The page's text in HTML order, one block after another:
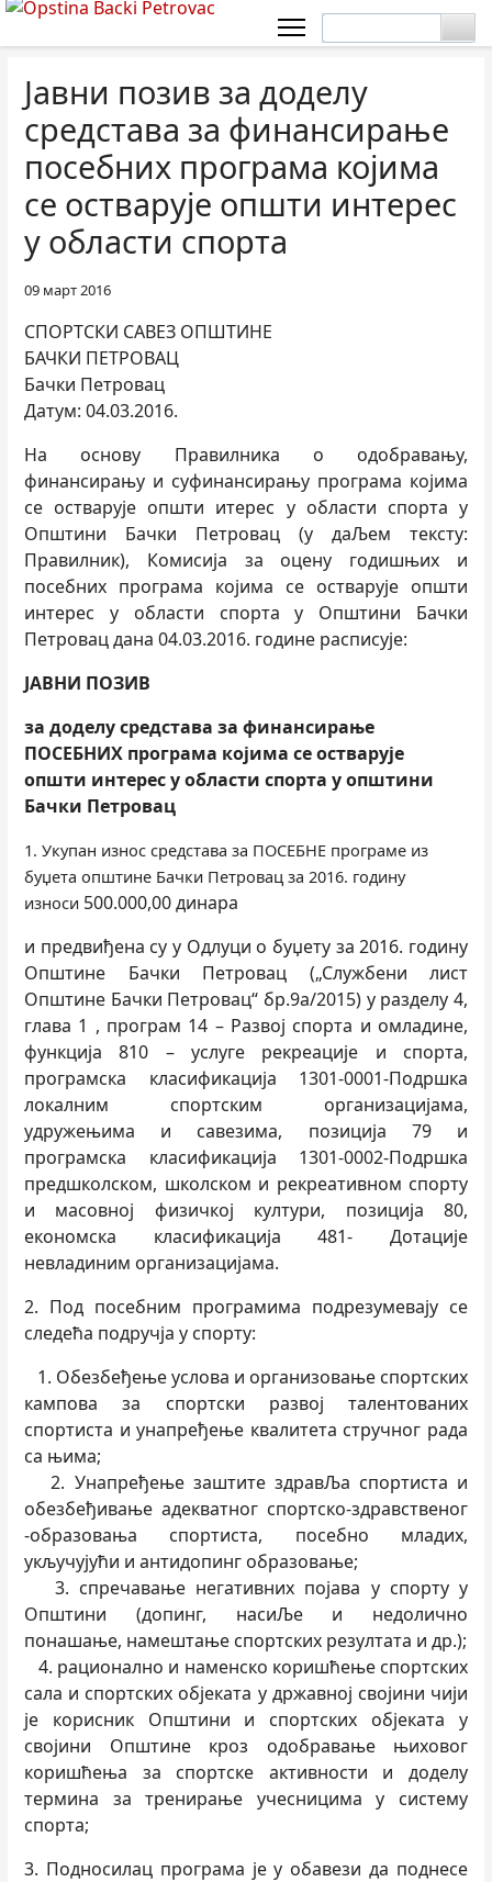
Јавни позив за доделу
средстава за финансирање
посебних програма којима
се остварује општи интерес
у области спорта
09 март 2016
СПОРТСКИ САВЕЗ ОПШТИНЕ
БАЧКИ ПЕТРОВАЦ
Бачки Петровац
Датум: 04.03.2016.
На основу Правилника о одобравању,
финансирању и суфинансирању програма којима
се остварује општи итерес у области спорта у
Општини Бачки Петровац (у даЉем тексту:
Правилник), Комисија за оцену годишњих и
посебних програма којима се остварује општи
интерес у области спорта у Општини Бачки
Петровац дана 04.03.2016. године расписује:
ЈАВНИ ПОЗИВ
за доделу средстава за финансирање
ПОСЕБНИХ програма којима се остварује
општи интерес у области спорта у општини
Бачки Петровац
1. Укупан износ средстава за ПОСЕБНЕ програме из
буџета општине Бачки Петровац за 2016. годину
износи 500.000,00 динара
и предвиђена су у Одлуци о буџету за 2016. годину
Општине Бачки Петровац („Службени лист
Општине Бачки Петровац“ бр.9а/2015) у разделу 4,
глава 1 , програм 14 – Развој спорта и омладине,
функција 810 – услуге рекреације и спорта,
програмска класификација 1301-0001-Подршка
локалним спортским организацијама,
удружењима и савезима, позиција 79 и
програмска класификација 1301-0002-Подршка
предшколском, школском и рекреативном спорту
и масовној физичкој култури, позиција 80,
економска класификација 481- Дотације
невладиним организацијама.
2. Под посебним програмима подрезумевају се
следећа подручја у спорту:
1. Обезбеђење услова и организовање спортских
кампова за спортски развој талентованих
спортиста и унапређење квалитета стручног рада
са њима;
2. Унапређење заштите здравЉа спортиста и
обезбеђивање адекватног спортско-здравственог
-образовања спортиста, посебно младих,
укључујући и антидопинг образовање;
3. спречавање негативних појава у спорту у
Општини (допинг, насиЉе и недолично
понашање, намештање спортских резултата и др.);
4. рационално и наменско коришћење спортских
сала и спортских објеката у државној својини чији
је корисник Општини и спортских објеката у
својини Општине кроз одобравање њиховог
коришћења за спортске активности и доделу
термина за тренирање учесницима у систему
спорта;
3. Подносилац програма је у обавези да поднесе